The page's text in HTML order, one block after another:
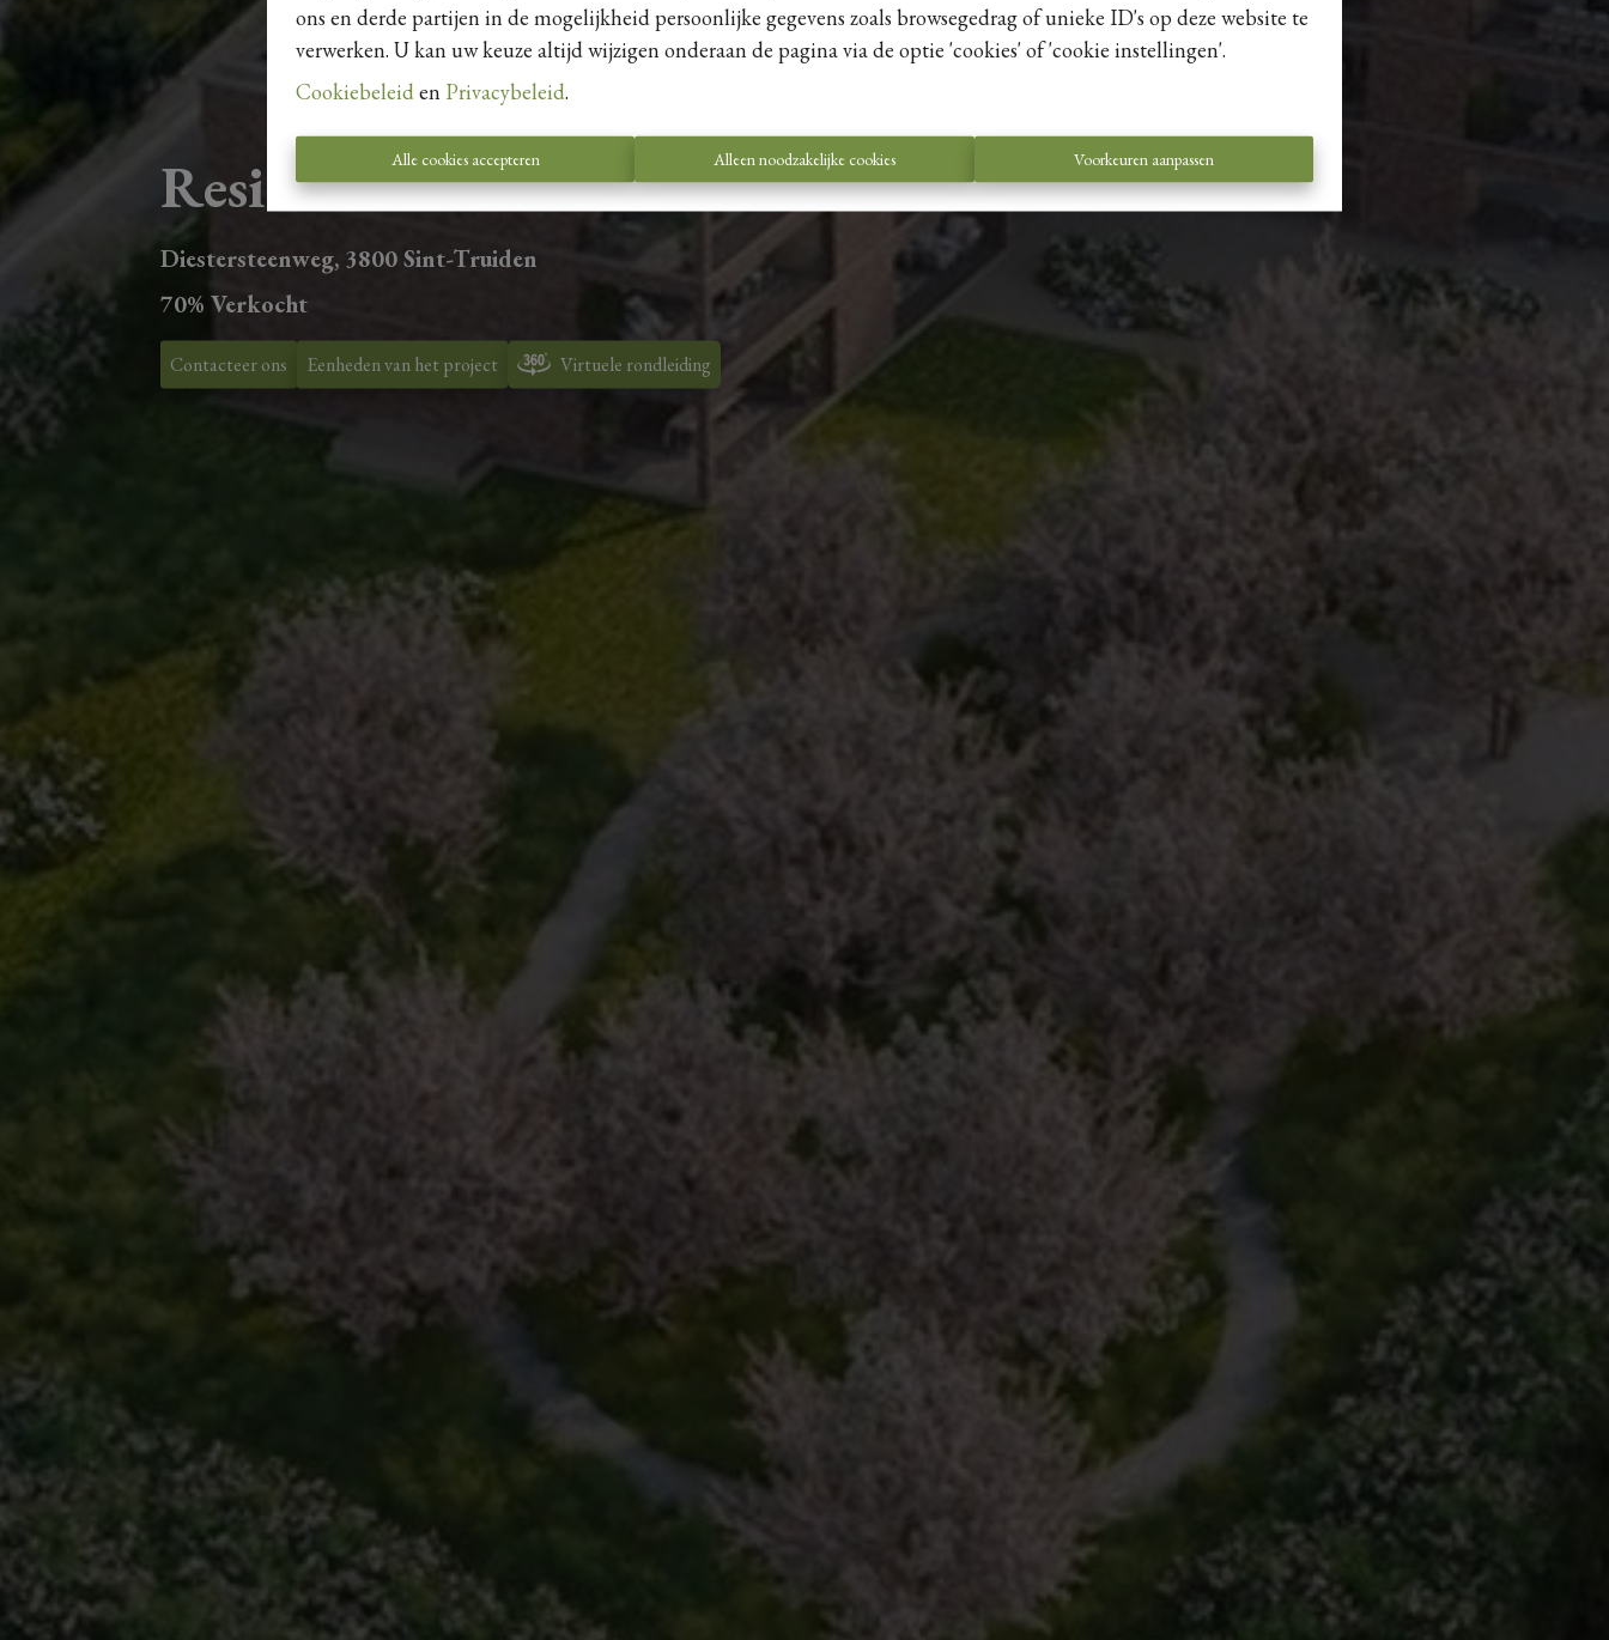
ons en derde partijen in de mogelijkheid persoonlijke gegevens zoals browsegedrag of unieke ID's op deze website te
verwerken. U kan uw keuze altijd wijzigen onderaan de pagina via de optie 'cookies' of 'cookie instellingen'.
Cookiebeleid en Privacybeleid.
Alle cookies accepteren Alleen noodzakelijke cookies Voorkeuren aanpassen
Residentie Trudo Park
Diestersteenweg, 3800 Sint-Truiden
70% Verkocht
Contacteer ons Eenheden van het project Virtuele rondleiding